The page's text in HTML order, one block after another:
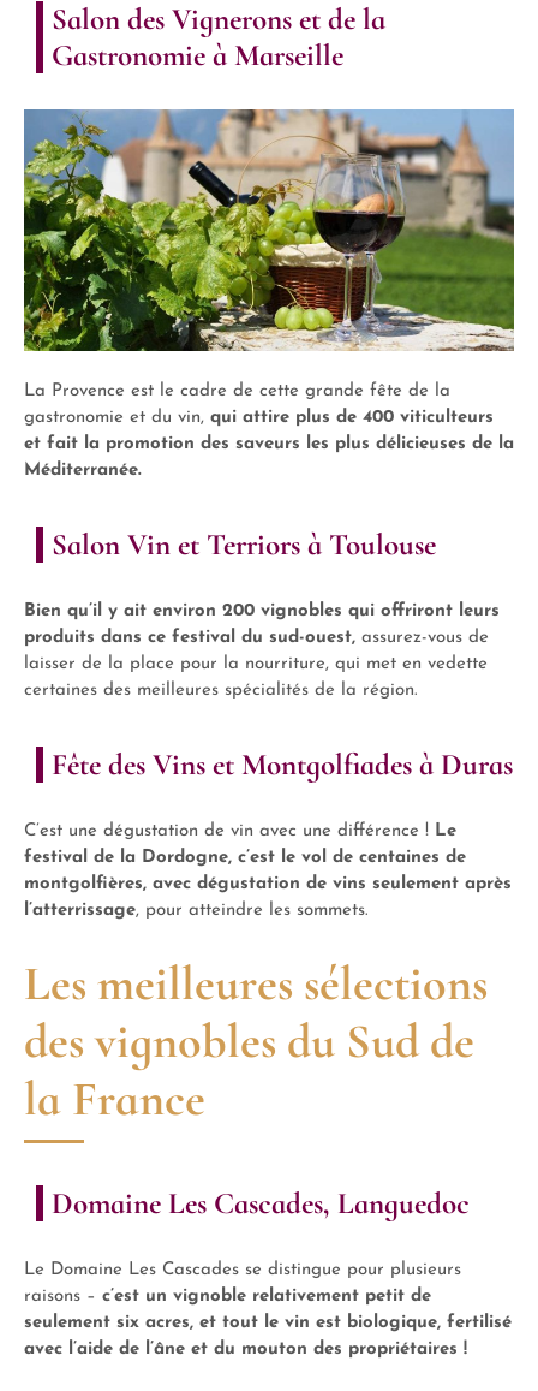
Salon des Vignerons et de la
Gastronomie à Marseille
La Provence est le cadre de cette grande fête de la
gastronomie et du vin, qui attire plus de 400 viticulteurs
et fait la promotion des saveurs les plus délicieuses de la
Méditerranée.
Salon Vin et Terriors à Toulouse
Bien qu’il y ait environ 200 vignobles qui offriront leurs
produits dans ce festival du sud-ouest, assurez-vous de
laisser de la place pour la nourriture, qui met en vedette
certaines des meilleures spécialités de la région.
Fête des Vins et Montgolfiades à Duras
C’est une dégustation de vin avec une différence ! Le
festival de la Dordogne, c’est le vol de centaines de
montgolfières, avec dégustation de vins seulement après
l’atterrissage, pour atteindre les sommets.
Les meilleures sélections
des vignobles du Sud de
la France
Domaine Les Cascades, Languedoc
Le Domaine Les Cascades se distingue pour plusieurs
raisons – c’est un vignoble relativement petit de
seulement six acres, et tout le vin est biologique, fertilisé
avec l’aide de l’âne et du mouton des propriétaires !